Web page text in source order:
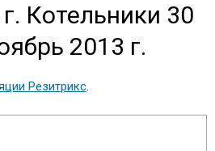
Котельники 30
2013 г.
Резитрикс.